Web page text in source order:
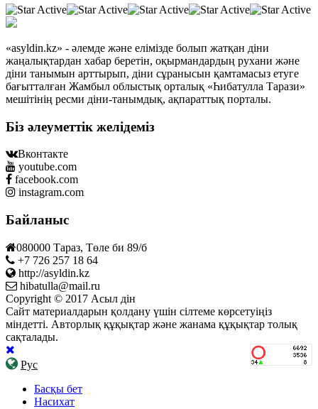
«asyldin.kz» - әлемде және елімізде болып жатқан діни
жаңалықтардан хабар беретін, оқырмандардың рухани және
діни танымын арттырып, діни сұранысын қамтамасыз етуге
бағытталған Жамбыл облыстық орталық «Һибатулла Тарази»
мешітінің ресми діни-танымдық, ақпараттық порталы.
Біз әлеуметтік желідеміз
Вконтакте
youtube.com
facebook.com
instagram.com
Байланыс
080000 Тараз, Төле би 89/б
+7 726 257 18 64
http://asyldin.kz
hibatulla@mail.ru
Copyright © 2017 Асыл дін
Сайт материалдарын қолдану үшін сілтеме көрсетуіңіз
міндетті. Авторлық құқықтар және жанама құқықтар толық
сақталады.
Рус
Басқы бет
Насихат